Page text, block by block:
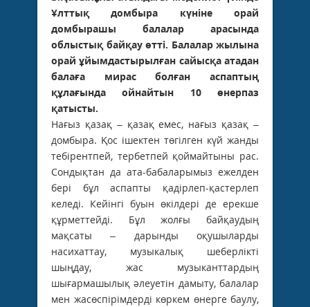
Ұлттық домбыра күніне орай
домбырашы балалар арасында
облыстық байқау өтті. Балалар жылына
орай ұйымдастырылған сайысқа атадан
балаға мирас болған аспаптың
құлағында ойнайтын 10 өнерпаз
қатысты.
Нағыз қазақ – қазақ емес, нағыз қазақ –
домбыра. Қос ішектен төгілген күй жанды
тебірентпей, тербетпей қоймайтыны рас.
Сондықтан да ата-бабаларымыз ежелден
бері бұл аспапты қадірлеп-қастерлеп
келеді. Кейінгі буын өкілдері де ерекше
құрметтейді. Бұл жолғы байқаудың
мақсаты – дарынды оқушыларды
насихаттау, музыкалық шеберлікті
шыңдау, жас музыканттардың
шығармашылық әлеуетін дамыту, балалар
мен жасөспірімдерді көркем өнерге баулу,